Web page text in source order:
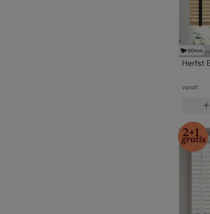
50mm
Herfst
vanaf: